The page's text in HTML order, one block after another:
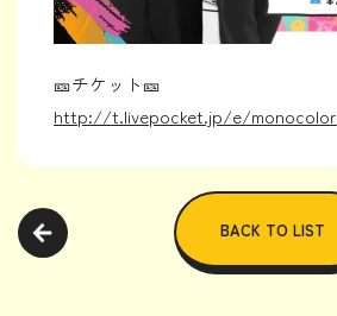
🎫チケット🎫
http://t.livepocket.jp/e/monocolor
BACK TO LIST